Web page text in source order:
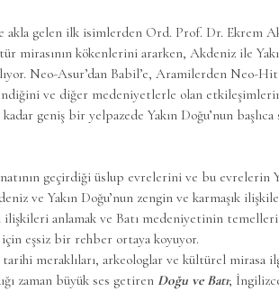
akla gelen ilk isimlerden Ord. Prof. Dr. Ekrem
mirasının kökenlerini ararken, Akdeniz ile
Neo-Asur’dan Babil’e, Aramilerden Neo-
ve diğer medeniyetlerle olan
geniş bir yelpazede Yakın Doğu’nun
geçirdiği üslup evrelerini ve bu evrelerin
ve Yakın Doğu’nun zengin ve karmaşık
ilişkileri anlamak ve Batı medeniyetinin
için eşsiz bir rehber ortaya koyuyor.
tarihi meraklıları, arkeologlar ve kültürel mirasa
zaman büyük ses getiren Doğu ve Batı;